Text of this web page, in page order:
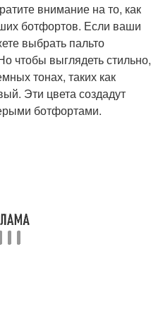
внимание на то, как
ботфортов. Если ваши
выбрать пальто
чтобы выглядеть стильно,
тонах, таких как
Эти цвета создадут
ботфортами.